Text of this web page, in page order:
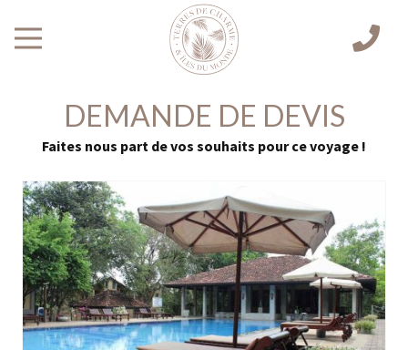
DEMANDE DE DEVIS
Faites nous part de vos souhaits pour ce voyage !